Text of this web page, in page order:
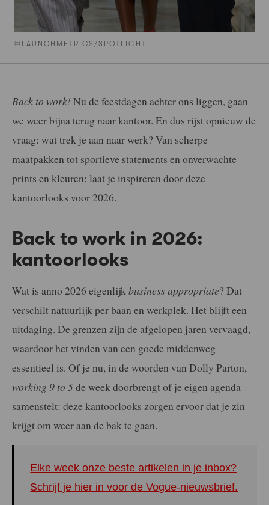
©LAUNCHMETRICS/SPOTLIGHT
Back to work! Nu de feestdagen achter ons liggen, gaan
we weer bijna terug naar kantoor. En dus rijst opnieuw de
vraag: wat trek je aan naar werk? Van scherpe
maatpakken tot sportieve statements en onverwachte
prints en kleuren: laat je inspireren door deze
kantoorlooks voor 2026.
Back to work in 2026:
kantoorlooks
Wat is anno 2026 eigenlijk business appropriate? Dat
verschilt natuurlijk per baan en werkplek. Het blijft een
uitdaging. De grenzen zijn de afgelopen jaren vervaagd,
waardoor het vinden van een goede middenweg
essentieel is. Of je nu, in de woorden van Dolly Parton,
working 9 to 5de week doorbrengt of je eigen agenda
samenstelt: deze kantoorlooks zorgen ervoor dat je zin
krijgt om weer aan de bak te gaan.
Elke week onze beste artikelen in je inbox?
Schrijf je hier in voor de Vogue-nieuwsbrief.